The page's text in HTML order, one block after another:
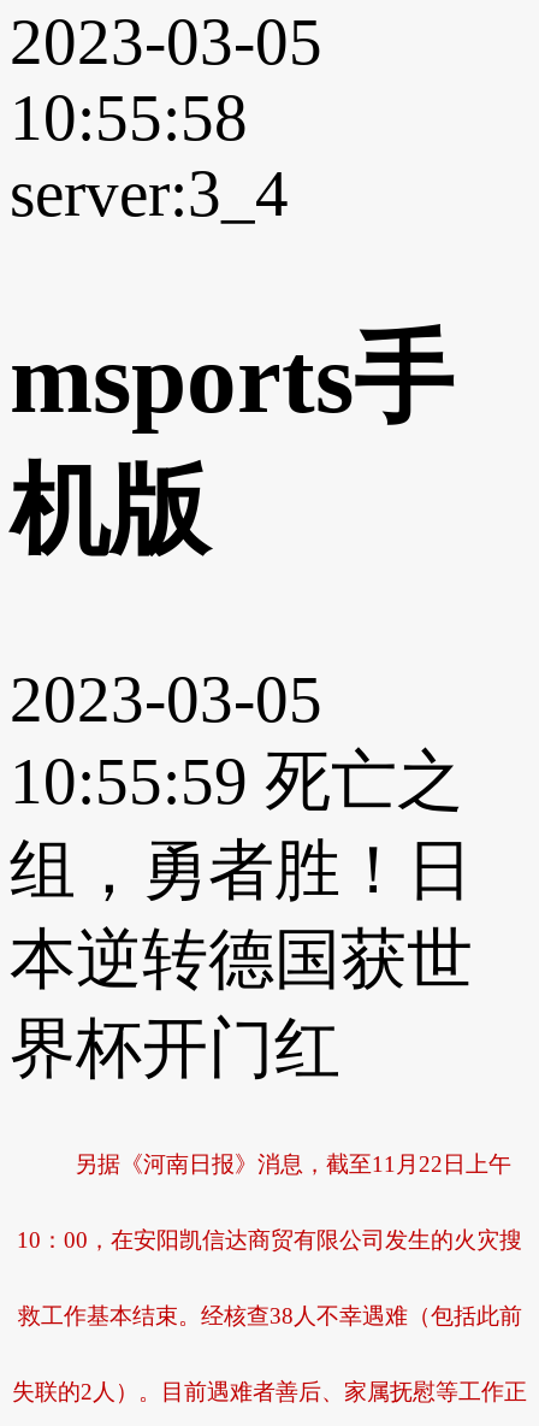
2023-03-05
10:55:58
server:3_4
msports手
机版
2023-03-05
10:55:59 死亡之
组，勇者胜！日
本逆转德国获世
界杯开门红
另据《河南日报》消息，截至11月22日上午
10：00，在安阳凯信达商贸有限公司发生的火灾搜
救工作基本结束。经核查38人不幸遇难（包括此前
失联的2人）。目前遇难者善后、家属抚慰等工作正